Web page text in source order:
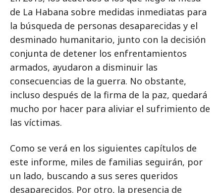
de La Habana sobre medidas inmediatas para
la búsqueda de personas desaparecidas y el
desminado humanitario, junto con la decisión
conjunta de detener los enfrentamientos
armados, ayudaron a disminuir las
consecuencias de la guerra. No obstante,
incluso después de la firma de la paz, quedará
mucho por hacer para aliviar el sufrimiento de
las víctimas.
Como se verá en los siguientes capítulos de
este informe, miles de familias seguirán, por
un lado, buscando a sus seres queridos
desaparecidos. Por otro, la presencia de